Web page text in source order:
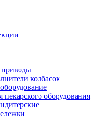
колбасок
пекарского оборудования